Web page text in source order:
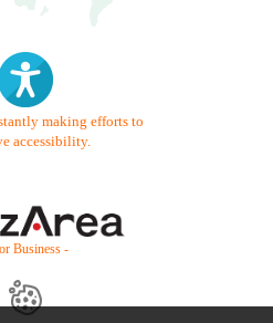
making efforts to
accessibility.
Business -